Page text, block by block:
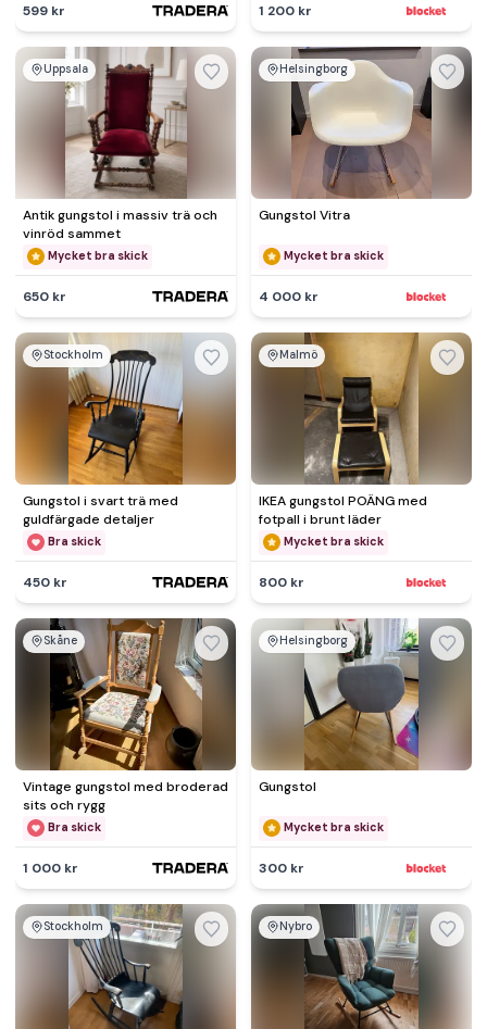
599 kr 1 200 kr
Uppsala
Antik gungstol i massiv trä och
vinröd sammet
Mycket bra skick
650 kr
Helsingborg
Gungstol Vitra
Mycket bra skick
4 000 kr
Stockholm
Gungstol i svart trä med
guldfärgade detaljer
Bra skick
450 kr
Malmö
IKEA gungstol POÄNG med
fotpall i brunt läder
Mycket bra skick
800 kr
Skåne
Vintage gungstol med broderad
sits och rygg
Bra skick
1 000 kr
Helsingborg
Gungstol
Mycket bra skick
300 kr
Stockholm Nybro